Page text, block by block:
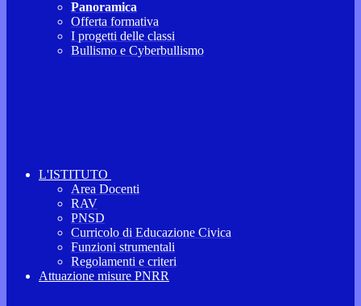
Panoramica
Offerta formativa
I progetti delle classi
Bullismo e Cyberbullismo
L'ISTITUTO
Area Docenti
RAV
PNSD
Curricolo di Educazione Civica
Funzioni strumentali
Regolamenti e criteri
Attuazione misure PNRR